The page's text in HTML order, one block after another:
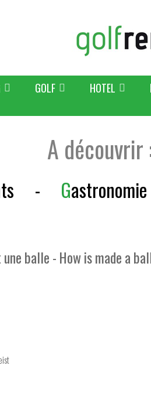
GOLF HOTEL
A découvrir
- Gastronomie
balle - How is made a